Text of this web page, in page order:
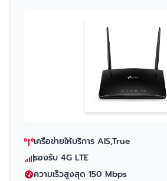
เครือข่ายให้บริการ AIS,True
รองรับ 4G LTE
ความเร็วสูงสุด 150 Mbps